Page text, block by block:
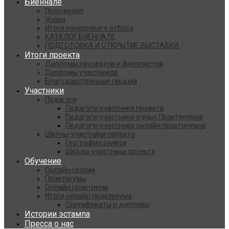
Положение
Жюри
Итоги конкурсного отбора
КАТАЛОГ БИЕННАЛЕ
ПОДГОТОВКА И ОТКРЫТИЕ ВЫСТАВКИ.
Итоги проекта
Дипломы лауреатов и финалистов
Дипломы участников
Благодарственные письма
Участники
Педагоги
Педагоги-участники проекта
Педагоги-участники очных Практикумов
Педагоги-участники онлайн практикумов
Школы-участники проекта
География заявок
Школы-участники проекта
Обучение
Онлайн сессии
Практикумы
Онлайн практикум
Итоги онлайн практикума
Сертификаты и дипломы
Истории эстампа
Пресса о нас